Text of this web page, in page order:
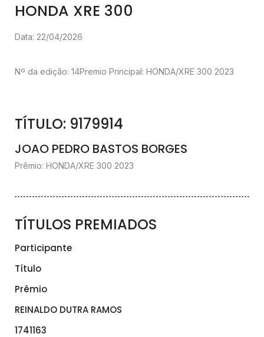
HONDA XRE 300
Data: 22/04/2026
Nº da edição: 14Premio Principal: HONDA/XRE 300 2023
TÍTULO: 9179914
JOAO PEDRO BASTOS BORGES
Prêmio: HONDA/XRE 300 2023
TÍTULOS PREMIADOS
Participante
Título
Prêmio
REINALDO DUTRA RAMOS
1741163